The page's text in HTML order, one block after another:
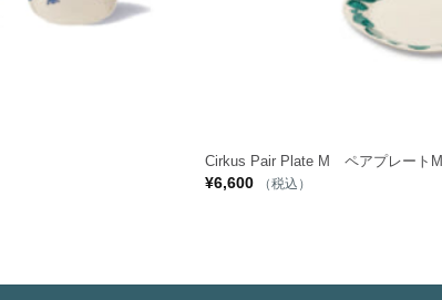
Cirkus Pair Plate M ペアプレー
¥6,600 （税込）